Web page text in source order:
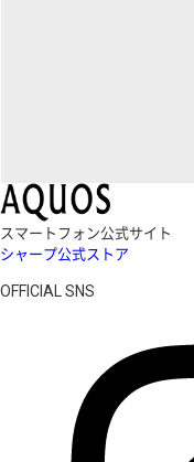
スマートフォン公式サイト
シャープ公式ストア
OFFICIAL SNS